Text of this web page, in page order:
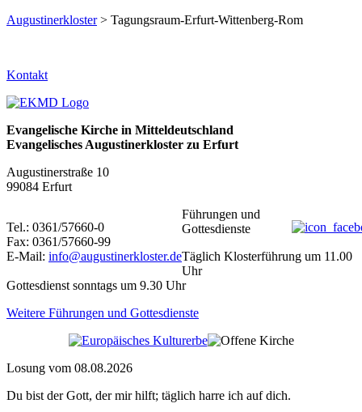
Augustinerkloster> Tagungsraum-Erfurt-Wittenberg-Rom
Kontakt
Evangelische Kirche in Mitteldeutschland
Evangelisches Augustinerkloster zu Erfurt
Augustinerstraße 10
99084 Erfurt
Tel.: 0361/57660-0
Fax: 0361/57660-99
E-Mail: info@augustinerkloster.de
Führungen und
Gottesdienste
Täglich Klosterführung um 11.00
Uhr
Gottesdienst sonntags um 9.30 Uhr
Weitere Führungen und Gottesdienste
Losung vom 08.08.2026
Du bist der Gott, der mir hilft; täglich harre ich auf dich.